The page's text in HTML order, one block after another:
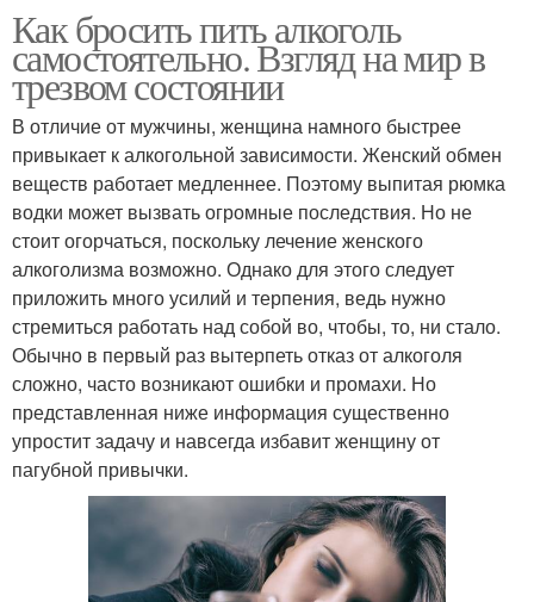
Как бросить пить алкоголь
самостоятельно. Взгляд на мир в
трезвом состоянии
В отличие от мужчины, женщина намного быстрее
привыкает к алкогольной зависимости. Женский обмен
веществ работает медленнее. Поэтому выпитая рюмка
водки может вызвать огромные последствия. Но не
стоит огорчаться, поскольку лечение женского
алкоголизма возможно. Однако для этого следует
приложить много усилий и терпения, ведь нужно
стремиться работать над собой во, чтобы, то, ни стало.
Обычно в первый раз вытерпеть отказ от алкоголя
сложно, часто возникают ошибки и промахи. Но
представленная ниже информация существенно
упростит задачу и навсегда избавит женщину от
пагубной привычки.